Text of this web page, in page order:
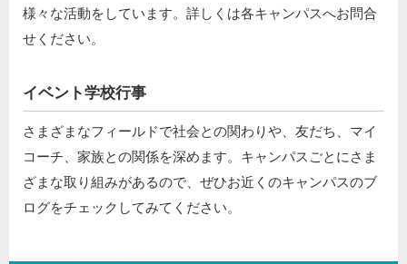
様々な活動をしています。詳しくは各キャンパスへお問合
せください。
イベント学校行事
さまざまなフィールドで社会との関わりや、友だち、マイ
コーチ、家族との関係を深めます。キャンパスごとにさま
ざまな取り組みがあるので、ぜひお近くのキャンパスのブ
ログをチェックしてみてください。